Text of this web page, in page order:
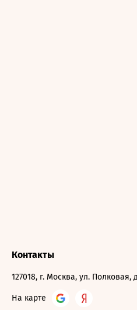
Контакты
127018, г. Москва, ул. Полковая,
На карте